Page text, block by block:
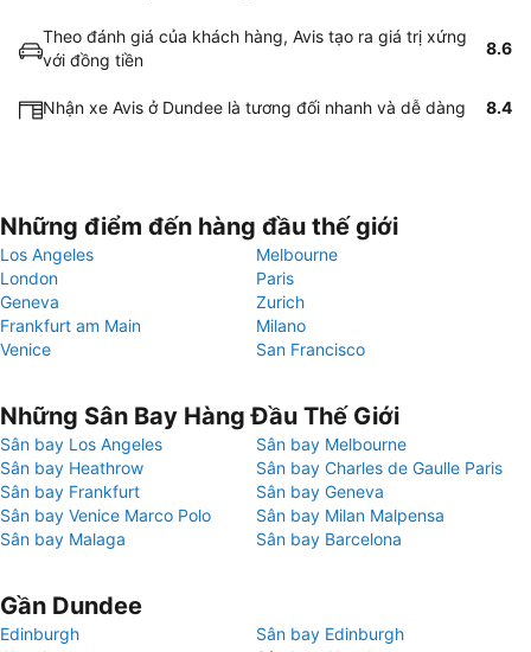
Theo đánh giá của khách hàng, Avis tạo ra giá trị xứng
với đồng tiền
8.6
Nhận xe Avis ở Dundee là tương đối nhanh và dễ dàng 8.4
Những điểm đến hàng đầu thế giới
Los Angeles
Melbourne
London
Paris
Geneva
Zurich
Frankfurt am Main
Milano
Venice
San Francisco
Những Sân Bay Hàng Đầu Thế Giới
Sân bay Los Angeles
Sân bay Melbourne
Sân bay Heathrow
Sân bay Charles de Gaulle Paris
Sân bay Frankfurt
Sân bay Geneva
Sân bay Venice Marco Polo
Sân bay Milan Malpensa
Sân bay Malaga
Sân bay Barcelona
Gần Dundee
Edinburgh
Sân bay Edinburgh